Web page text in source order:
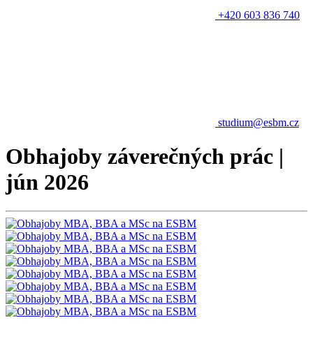
+420 603 836 740
studium@esbm.cz
Obhajoby záverečných prác |
jún 2026